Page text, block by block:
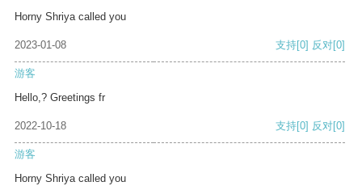
Horny Shriya called you
2023-01-08 支持[0] 反对[0]
游客
Hello,? Greetings fr
2022-10-18 支持[0] 反对[0]
游客
Horny Shriya called you